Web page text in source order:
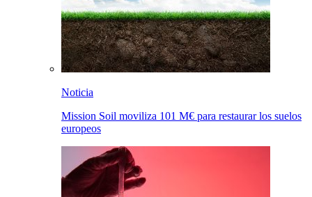
Noticia
Mission Soil moviliza 101 M€ para restaurar los suelos
europeos